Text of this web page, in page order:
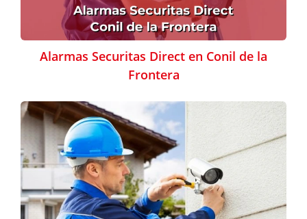
Alarmas Securitas Direct en Conil de la
Frontera